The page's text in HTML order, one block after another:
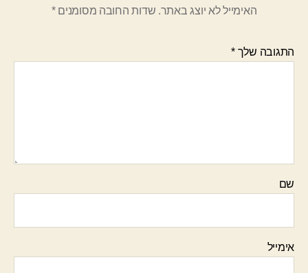
האימייל לא יוצג באתר. שדות החובה מסומנים*
התגובה שלך*
שם
אימייל